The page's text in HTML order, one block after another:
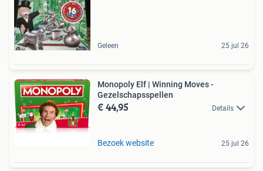
Geleen 25 jul 26
Monopoly Elf | Winning Moves -
Gezelschapsspellen
€ 44,95 Details
Bezoek website 25 jul 26